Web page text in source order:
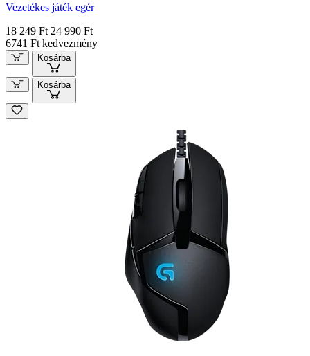
Vezetékes játék egér
18 249 Ft 24 990 Ft
6741 Ft kedvezmény
Kosárba
Kosárba